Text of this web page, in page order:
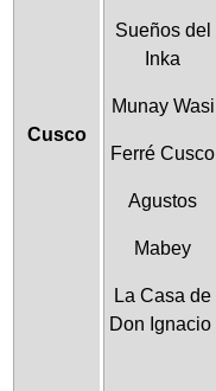
Cusco
Sueños del
Inka
Munay Wasi
Ferré Cusco
Agustos
Mabey
La Casa de
Don Ignacio